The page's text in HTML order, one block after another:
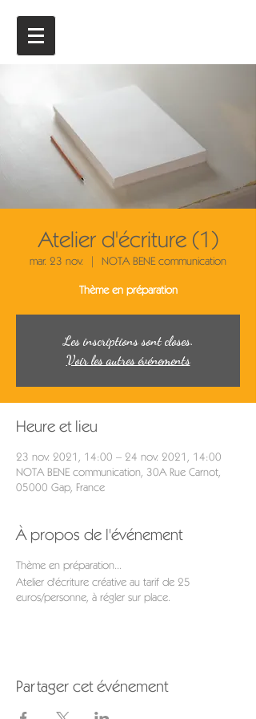
Atelier d'écriture (1)
mar. 23 nov.
  |
NOTA BENE communication
Thème en préparation
Les inscriptions sont closes.
Voir les autres événements
Heure et lieu
23 nov. 2021, 14:00 – 24 nov. 2021, 14:00
NOTA BENE communication, 30A Rue Carnot,
05000 Gap, France
À propos de l'événement
Thème en préparation...
Atelier d'écriture créative au tarif de 25
euros/personne, à régler sur place.
Partager cet événement